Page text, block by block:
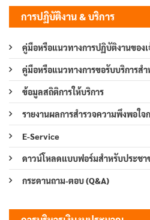
การปฏิบัติงาน & บริการ
คู่มือหรือแนวทางการปฏิบัติงานของ
คู่มือหรือแนวทางการขอรับบริการส
ข้อมูลสถิติการให้บริการ
รายงานผลการสำรวจความพึงพอใจ
E-Service
ดาวน์โหลดแบบฟอร์มสำหรับประชา
กระดานถาม-ตอบ (Q&A)